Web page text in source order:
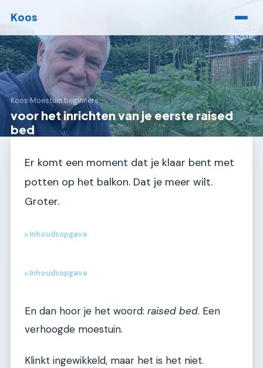
Koos
Koos›Moestuin beginners
voor het inrichten van je eerste raised
bed
Er komt een moment dat je klaar bent met
potten op het balkon. Dat je meer wilt.
Groter.
▶Inhoudsopgave
▶Inhoudsopgave
En dan hoor je het woord: raised bed. Een
verhoogde moestuin.
Klinkt ingewikkeld, maar het is het niet.